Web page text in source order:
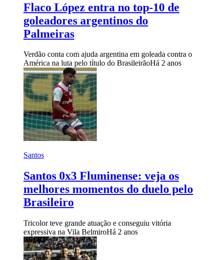
Flaco López entra no top-10 de
goleadores argentinos do
Palmeiras
Verdão conta com ajuda argentina em goleada contra o
América na luta pelo título do BrasileirãoHá 2 anos
Santos
Santos 0x3 Fluminense: veja os
melhores momentos do duelo pelo
Brasileiro
Tricolor teve grande atuação e conseguiu vitória
expressiva na Vila BelmiroHá 2 anos